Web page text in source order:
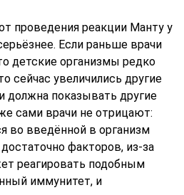
проведения реакции Манту у
Если раньше врачи
детские организмы редко
сейчас увеличились другие
должна показывать другие
сами врачи не отрицают:
во введённой в организм
факторов, из-за
реагировать подобным
иммунитет, и